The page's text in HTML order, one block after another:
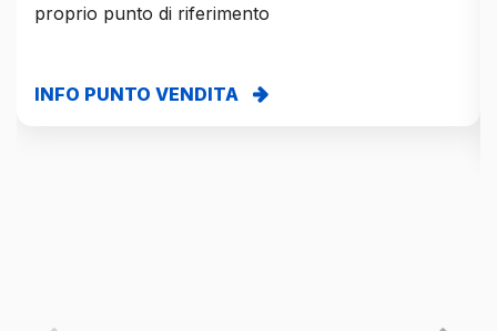
proprio punto di riferimento
INFO PUNTO VENDITA